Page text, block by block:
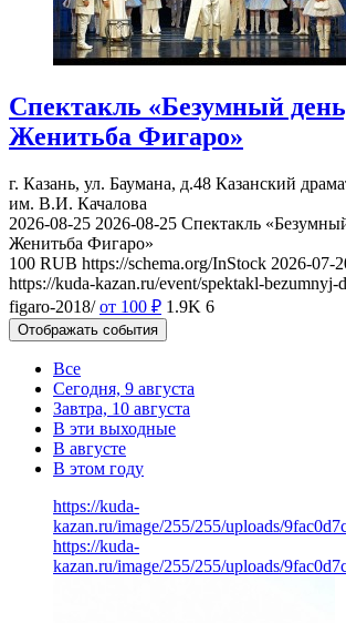
Спектакль «Безумный
Женитьба Фигаро»
г. Казань, ул. Баумана, д.48 Казанский
им. В.И. Качалова
2026-08-25 2026-08-25 Спектакль
Женитьба Фигаро»
100 RUB https://schema.org/InStock 2026-07-
https://kuda-kazan.ru/event/spektakl-bezumnyj-
figaro-2018/ от 100 ₽ 1.9K 6
Отображать события
Все
Сегодня, 9 августа
Завтра, 10 августа
В эти выходные
В августе
В этом году
https://kuda-
kazan.ru/image/255/255/uploads/
https://kuda-
kazan.ru/image/255/255/uploads/